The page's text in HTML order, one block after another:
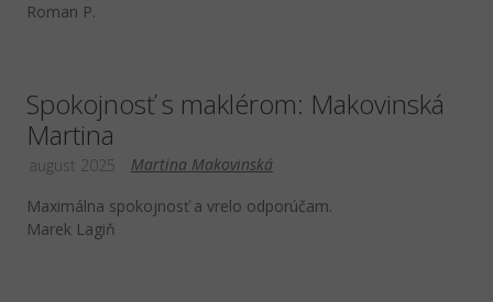
Roman P.
Spokojnosť s maklérom: Makovinská
Martina
Martina Makovinská
august 2025
Maximálna spokojnosť a vrelo odporúčam.
Marek Lagiň